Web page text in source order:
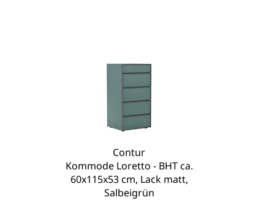
Contur
Kommode Loretto - BHT ca.
60x115x53 cm, Lack matt,
Salbeigrün